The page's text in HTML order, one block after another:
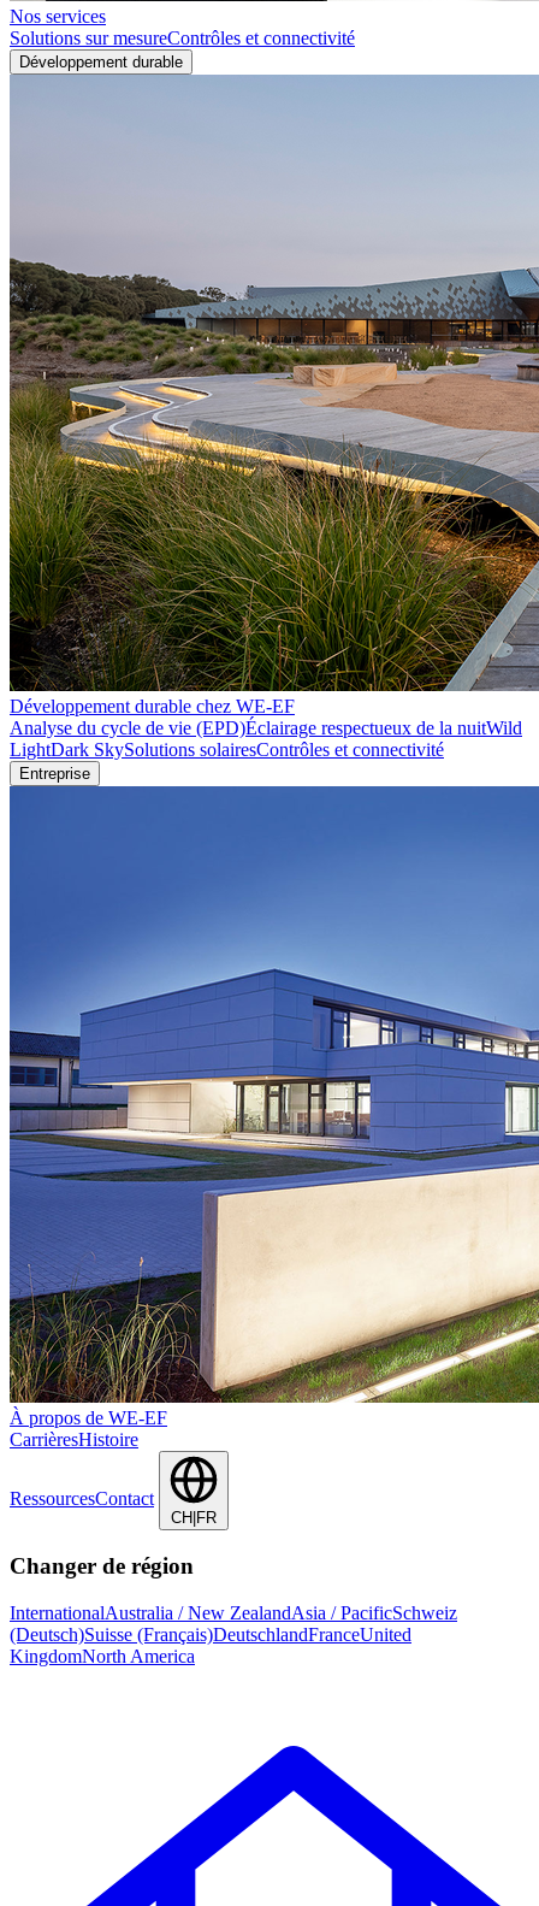
Nos services
Solutions sur mesureContrôles et connectivité
Développement durable
Développement durable chez WE-EF
Analyse du cycle de vie (EPD)Éclairage respectueux de la nuitWild
LightDark SkySolutions solairesContrôles et connectivité
Entreprise
À propos de WE-EF
CarrièresHistoire
RessourcesContact
CH|FR
Changer de région
InternationalAustralia / New ZealandAsia / PacificSchweiz
(Deutsch)Suisse (Français)DeutschlandFranceUnited
KingdomNorth America